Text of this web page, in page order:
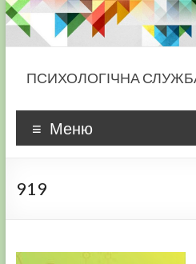
ПСИХОЛОГІЧНА
Меню
919